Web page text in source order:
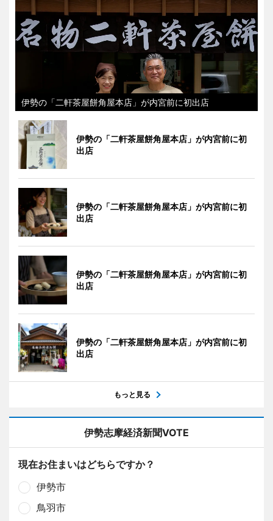
伊勢の「二軒茶屋餅角屋本店」が内宮前に初出店
伊勢の「二軒茶屋餅角屋本店」が内宮前に初
出店
伊勢の「二軒茶屋餅角屋本店」が内宮前に初
出店
伊勢の「二軒茶屋餅角屋本店」が内宮前に初
出店
伊勢の「二軒茶屋餅角屋本店」が内宮前に初
出店
もっと見る
伊勢志摩経済新聞VOTE
現在お住まいはどちらですか？
伊勢市
鳥羽市